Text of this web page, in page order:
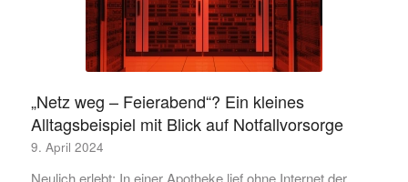
„Netz weg – Feierabend“? Ein kleines
Alltagsbeispiel mit Blick auf Notfallvorsorge
9. April 2024
Neulich erlebt: In einer Apotheke lief ohne Internet der